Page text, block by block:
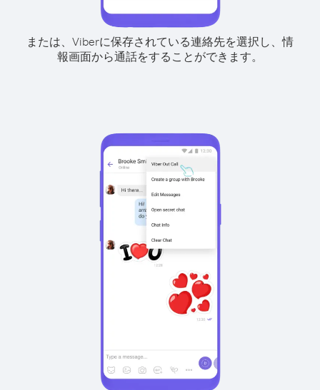
または、Viberに保存されている連絡先を選択し、情
報画面から通話をすることができます。